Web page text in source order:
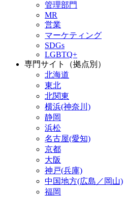
管理部門
MR
営業
マーケティング
SDGs
LGBTQ+
専門サイト（拠点別）
北海道
東北
北関東
横浜(神奈川)
静岡
浜松
名古屋(愛知)
京都
大阪
神戸(兵庫)
中国地方(広島／岡山)
福岡